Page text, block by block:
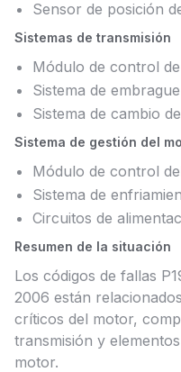
Sensor de posición
Sistemas de transmisión
Módulo de control
Sistema de embrague
Sistema de cambio
Sistema de gestión del
Módulo de control
Sistema de
Circuitos de
Resumen de la situación
Los códigos de fallas
2006 están
críticos del motor,
transmisión y
motor.